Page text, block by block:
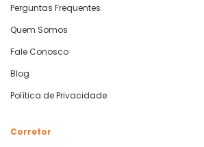
Perguntas Frequentes
Quem Somos
Fale Conosco
Blog
Política de Privacidade
Corretor